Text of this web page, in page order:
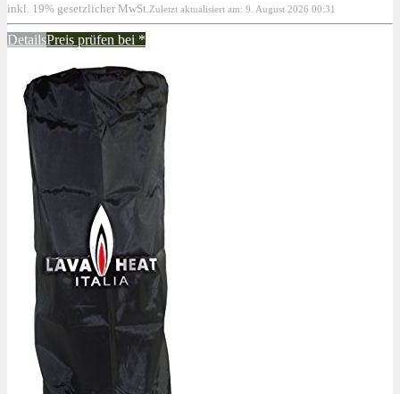
inkl. 19% gesetzlicher MwSt. Zuletzt aktualisiert am: 9. August 2026 00:31
DetailsPreis prüfen bei *